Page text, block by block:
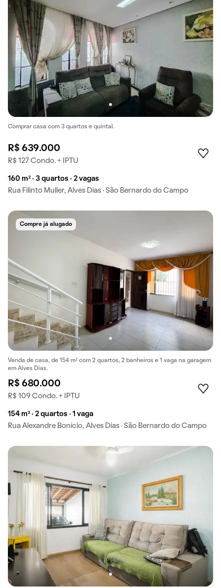
Comprar casa com 3 quartos e quintal.
R$ 639.000
R$ 127 Condo. + IPTU
160 m² · 3 quartos · 2 vagas
Rua Filinto Muller, Alves Dias · São Bernardo do Campo
Compre já alugado
Venda de casa, de 154 m² com 2 quartos, 2 banheiros e 1 vaga na garagem
em Alves Dias.
R$ 680.000
R$ 109 Condo. + IPTU
154 m² · 2 quartos · 1 vaga
Rua Alexandre Bonício, Alves Dias · São Bernardo do Campo